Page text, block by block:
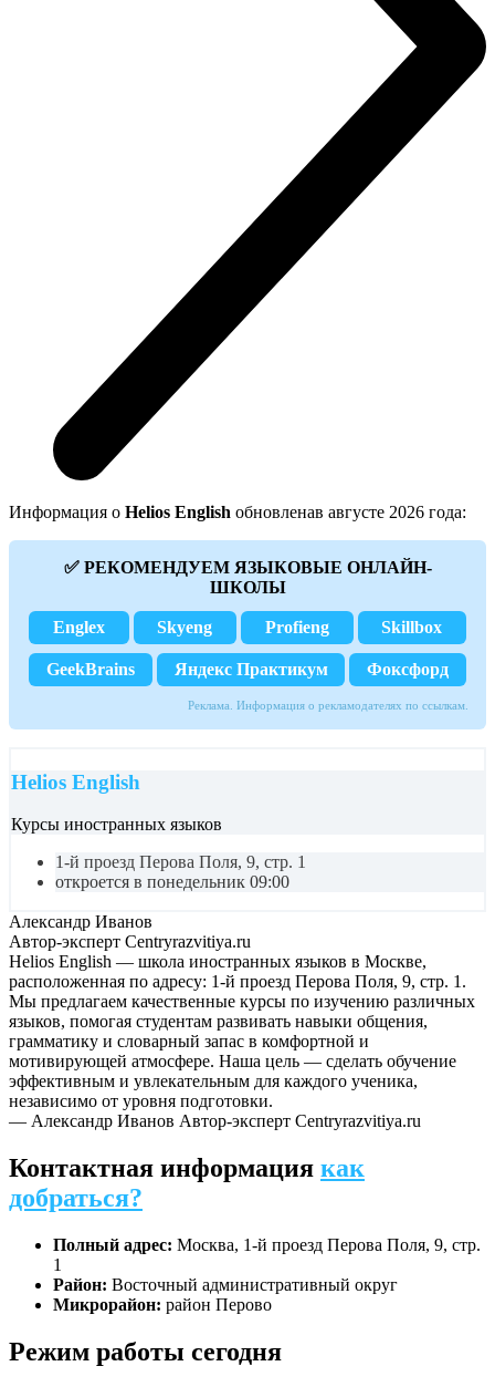
Информация о Helios English обновленав августе 2026 года:
✅ РЕКОМЕНДУЕМ ЯЗЫКОВЫЕ ОНЛАЙН-
ШКОЛЫ
Englex Skyeng Profieng Skillbox
GeekBrains Яндекс Практикум Фоксфорд
Реклама. Информация о рекламодателях по ссылкам.
Helios English
Курсы иностранных языков
1-й проезд Перова Поля, 9, стр. 1
откроется в понедельник 09:00
Александр Иванов
Автор-эксперт Centryrazvitiya.ru
Helios English — школа иностранных языков в Москве,
расположенная по адресу: 1-й проезд Перова Поля, 9, стр. 1.
Мы предлагаем качественные курсы по изучению различных
языков, помогая студентам развивать навыки общения,
грамматику и словарный запас в комфортной и
мотивирующей атмосфере. Наша цель — сделать обучение
эффективным и увлекательным для каждого ученика,
независимо от уровня подготовки.
— Александр Иванов Автор-эксперт Centryrazvitiya.ru
Контактная информация как
добраться?
Полный адрес: Москва, 1-й проезд Перова Поля, 9, стр.
1
Район: Восточный административный округ
Микрорайон: район Перово
Режим работы сегодня